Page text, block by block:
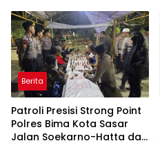
Berita
Patroli Presisi Strong Point
Polres Bima Kota Sasar
Jalan Soekarno-Hatta dan